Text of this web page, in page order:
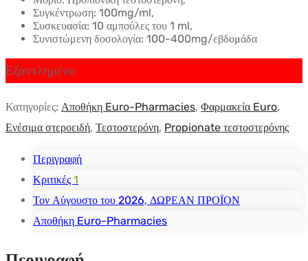
Συγκέντρωση: 100mg/ml,
Συσκευασία: 10 αμπούλες του 1 ml,
Συνιστώμενη δοσολογία: 100-400mg/εβδομάδα
Εξαντλημένο
Κατηγορίες: Αποθήκη Euro-Pharmacies, Φαρμακεία Euro,
Ενέσιμα στεροειδή, Τεστοστερόνη, Propionate τεστοστερόνης
Περιγραφή
Κριτικές 1
Τον Αύγουστο του 2026, ΔΩΡΕΑΝ ΠΡΟΪΟΝ
Αποθήκη Euro-Pharmacies